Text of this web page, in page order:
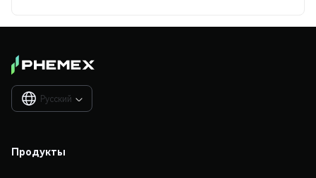
Русский 
Продукты